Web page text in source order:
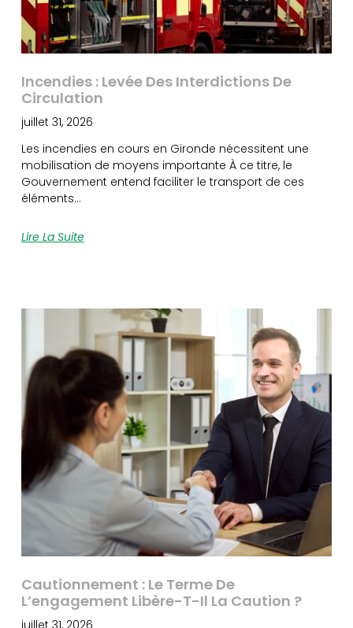
Incendies : Levée Des Interdictions De
Circulation
juillet 31, 2026
Les incendies en cours en Gironde nécessitent une
mobilisation de moyens importante À ce titre, le
Gouvernement entend faciliter le transport de ces
éléments…
Lire La Suite
Cautionnement : Le Terme De
L’engagement Libère-T-Il La Caution ?